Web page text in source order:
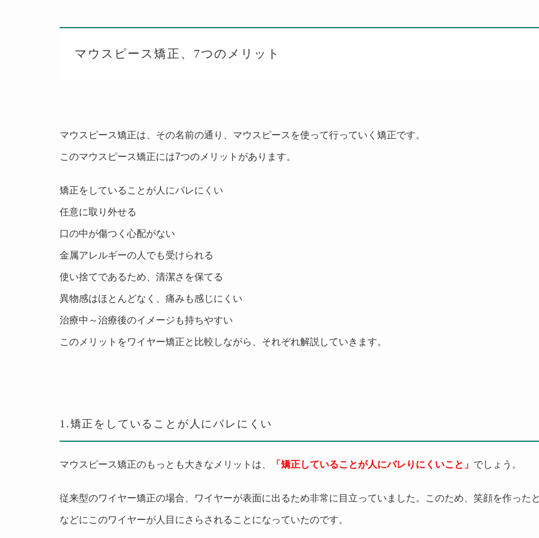
マウスピース矯正、 7つのメリット
マウスピース矯正は、その名前の通り、マウスピースを使って行っていく矯正です。
このマウスピース矯正には7つのメリットがあります。
矯正をしていることが人にバレにくい
任意に取り外せる
口の中が傷つく心配がない
金属アレルギーの人でも受けられる
使い捨てであるため、清潔さを保てる
異物感はほとんどなく、痛みも感じにくい
治療中～治療後のイメージも持ちやすい
このメリットをワイヤー矯正と比較しながら、それぞれ解説していきます。
1.矯正をしていることが人にバレにくい
マウスピース矯正のもっとも大きなメリットは、 「矯正していることが人にバレりにくいこと」 でしょう。
従来型のワイヤー矯正の場合、ワイヤーが表面に出るため非常に目立っていました。このため、笑顔を作った
などにこのワイヤーが人目にさらされることになっていたのです。